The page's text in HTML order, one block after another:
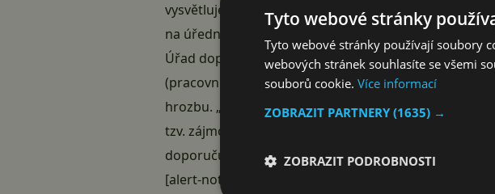
vysvětluje NÚKIB varování, které je pro povinné
na úřední desce NÚKIB.
Úřad doporučuje zakázat instalaci a používání
(pracovní i soukromá zařízení využívaná k
hrozbu. „Současně takédoporučujeme široké
tzv. zájmových osob, tedy osob, které jsou například
doporučujeme aplikaci nepoužívat,“ stojí dále ve
[alert-note-svetandroida title=“Koho se varování
Tyto webové stránky
Tyto webové stránky používají soubory
webových stránek souhlasíte se všemi
souborů cookie. Více informací
ZOBRAZIT PARTNERY(1635) →
ZOBRAZIT PODROBNOSTI